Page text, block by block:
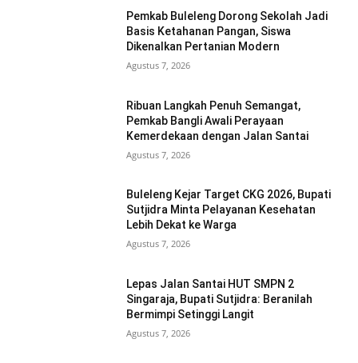
Pemkab Buleleng Dorong Sekolah Jadi
Basis Ketahanan Pangan, Siswa
Dikenalkan Pertanian Modern
Agustus 7, 2026
Ribuan Langkah Penuh Semangat,
Pemkab Bangli Awali Perayaan
Kemerdekaan dengan Jalan Santai
Agustus 7, 2026
Buleleng Kejar Target CKG 2026, Bupati
Sutjidra Minta Pelayanan Kesehatan
Lebih Dekat ke Warga
Agustus 7, 2026
Lepas Jalan Santai HUT SMPN 2
Singaraja, Bupati Sutjidra: Beranilah
Bermimpi Setinggi Langit
Agustus 7, 2026